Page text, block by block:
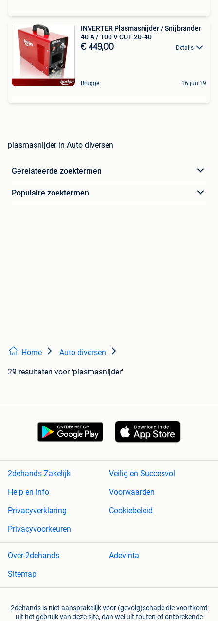
INVERTER Plasmasnijder / Snijbrander
40 A / 100 V CUT 20-40
€ 449,00 Details
Brugge 16 jun 19
plasmasnijder in Auto diversen
Gerelateerde zoektermen
Populaire zoektermen
Home Auto diversen
29 resultaten voor 'plasmasnijder'
2dehands Zakelijk
Veilig en Succesvol
Help en info
Voorwaarden
Privacyverklaring
Cookiebeleid
Privacyvoorkeuren
Over 2dehands
Adevinta
Sitemap
2dehands is niet aansprakelijk voor (gevolg)schade die voortkomt
uit het gebruik van deze site, dan wel uit fouten of ontbrekende